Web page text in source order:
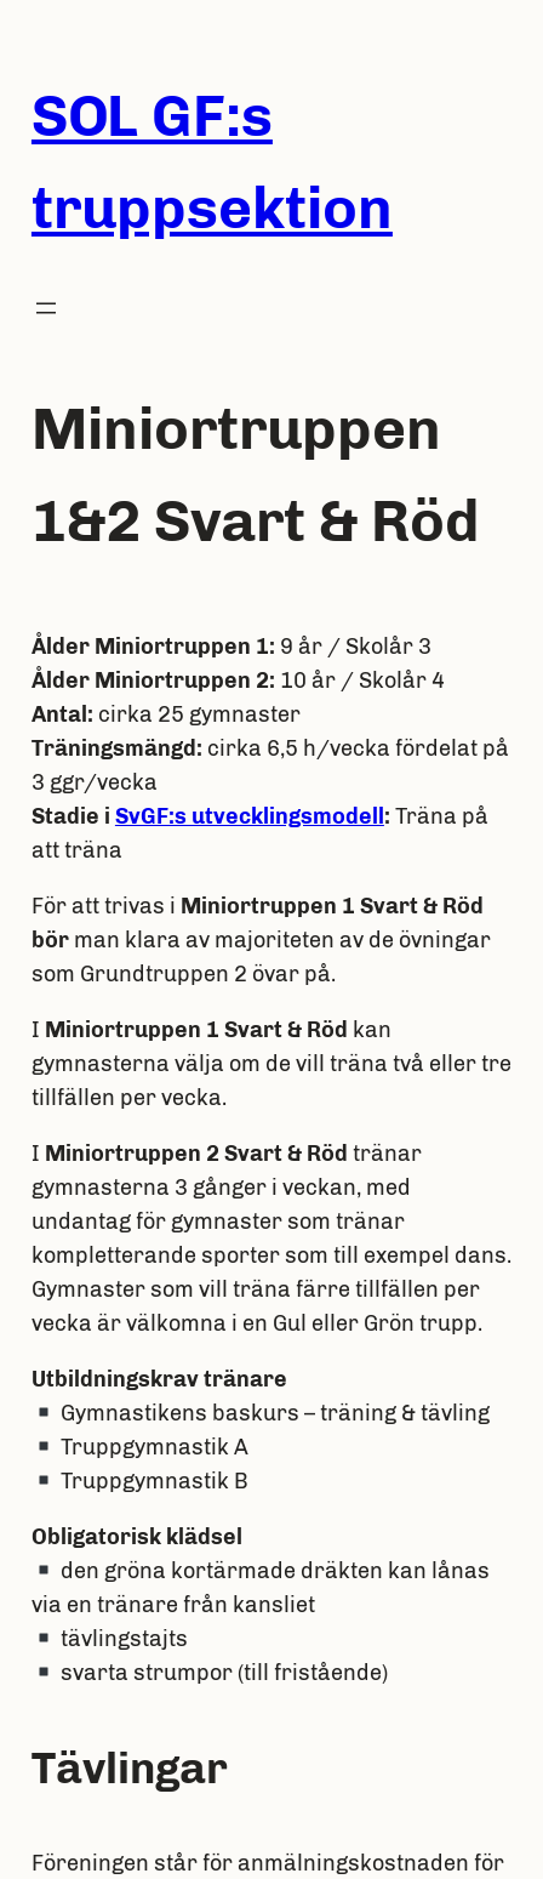
innehåll
SOL GF:s
truppsektion
Miniortruppen
1&2 Svart & Röd
Ålder Miniortruppen 1: 9 år / Skolår 3
Ålder Miniortruppen 2: 10 år / Skolår 4
Antal: cirka 25 gymnaster
Träningsmängd: cirka 6,5 h/vecka fördelat på
3 ggr/vecka
Stadie i SvGF:s utvecklingsmodell: Träna på
att träna
För att trivas i Miniortruppen 1 Svart & Röd
börman klara av majoriteten av de övningar
som Grundtruppen 2 övar på.
I Miniortruppen 1 Svart & Röd kan
gymnasterna välja om de vill träna två eller tre
tillfällen per vecka.
I Miniortruppen 2 Svart & Röd tränar
gymnasterna 3 gånger i veckan, med
undantag för gymnaster som tränar
kompletterande sporter som till exempel dans.
Gymnaster som vill träna färre tillfällen per
vecka är välkomna i en Gul eller Grön trupp.
Utbildningskrav tränare
Gymnastikens baskurs – träning & tävling
Truppgymnastik A
Truppgymnastik B
Obligatorisk klädsel
den gröna kortärmade dräkten kan lånas
via en tränare från kansliet
tävlingstajts
svarta strumpor (till fristående)
Tävlingar
Föreningen står för anmälningskostnaden för